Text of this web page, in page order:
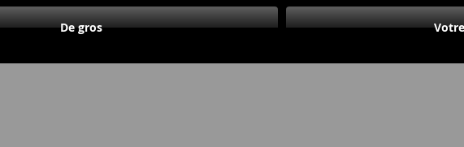
De gros